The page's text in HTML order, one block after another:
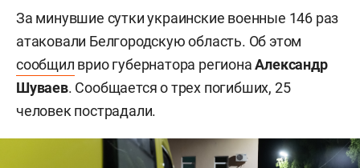
За минувшие сутки украинские военные 146 раз
атаковали Белгородскую область. Об этом
сообщил врио губернатора регионаАлександр
Шуваев. Сообщается о трех погибших, 25
человек пострадали.